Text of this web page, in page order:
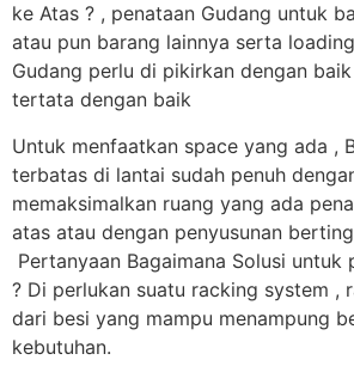
ke Atas ? , penataan Gudang untuk
atau pun barang lainnya serta
Gudang perlu di pikirkan dengan
tertata dengan baik
Untuk menfaatkan space yang ada ,
terbatas di lantai sudah penuh
memaksimalkan ruang yang ada
atas atau dengan penyusunan
Pertanyaan Bagaimana Solusi untuk
? Di perlukan suatu racking system ,
dari besi yang mampu menampung
kebutuhan.